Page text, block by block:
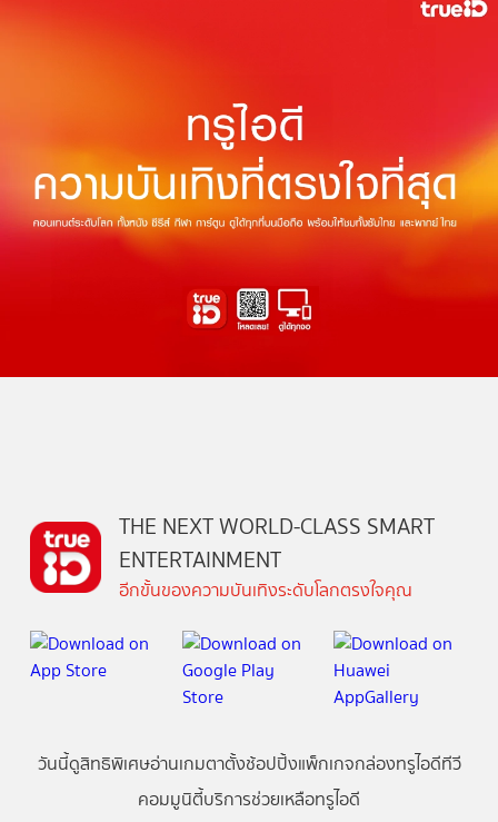
THE NEXT WORLD-CLASS SMART
ENTERTAINMENT
อีกขั้นของความบันเทิงระดับโลกตรงใจคุณ
วันนี้ดูสิทธิพิเศษอ่านเกมตาตั้งช้อปปิ้งแพ็กเกจกล่องทรูไอดีทีวี
คอมมูนิตี้บริการช่วยเหลือทรูไอดี